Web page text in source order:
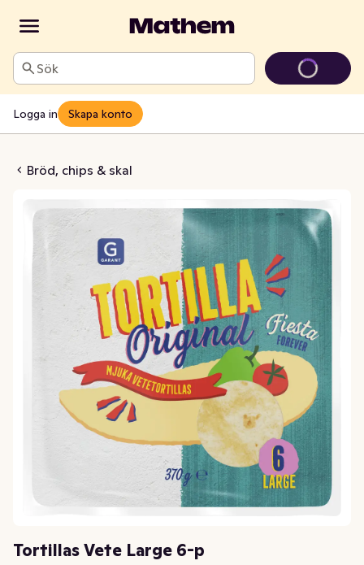
Sök
Logga in Skapa konto
Bröd, chips & skal
Large 6-p
Tortillas Vete Large 6-p